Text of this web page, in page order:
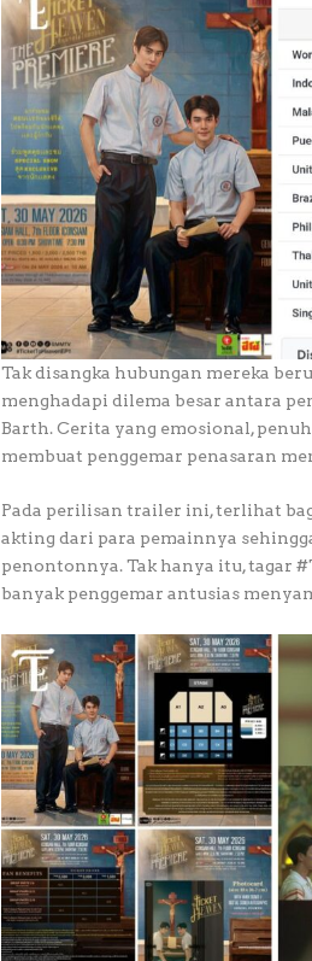
Tak disangka hubungan mereka
menghadapi dilema besar antara
Barth. Cerita yang emosional,
membuat penggemar penasaran
Pada perilisan trailer ini, terlihat
akting dari para pemainnya
penontonnya. Tak hanya itu, tagar
banyak penggemar antusias